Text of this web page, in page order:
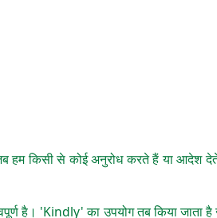
किसी से कोई अनुरोध करते हैं या आदेश
है। 'Kindly' का उपयोग तब किया जाता